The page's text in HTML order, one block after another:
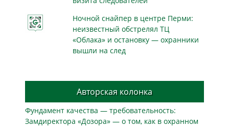
Ночной снайпер в центре Перми:
неизвестный обстрелял ТЦ
«Облака» и остановку — охранники
вышли на след
Авторская колонка
Фундамент качества — требовательность:
Замдиректора «Дозора» — о том, как в охранном